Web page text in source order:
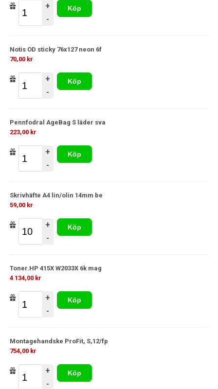
+
-
Köp
Notis OD sticky 76x127 neon 6f
70,00 kr
+
-
Köp
Pennfodral AgeBag S läder sva
223,00 kr
+
-
Köp
Skrivhäfte A4 lin/olin 14mm be
59,00 kr
+
-
Köp
Toner.HP 415X W2033X 6k mag
4 134,00 kr
+
-
Köp
Montagehandske ProFit, S,12/fp
754,00 kr
+
-
Köp